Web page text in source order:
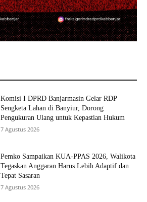
Komisi I DPRD Banjarmasin Gelar RDP
Sengketa Lahan di Banyiur, Dorong
Pengukuran Ulang untuk Kepastian Hukum
7 Agustus 2026
Pemko Sampaikan KUA-PPAS 2026, Walikota
Tegaskan Anggaran Harus Lebih Adaptif dan
Tepat Sasaran
7 Agustus 2026